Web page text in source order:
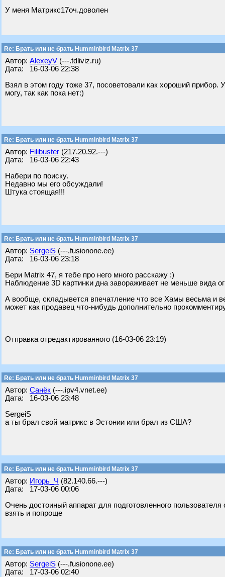
У меня Матрикс17оч.доволен
Re: Брать или не брать Humminbird Matrix 37
Автор: AlexeyV (---.tdliviz.ru)
Дата: 16-03-06 22:38
Взял в этом году тоже 37, посоветовали как хороший
могу, так как пока нет:)
Re: Брать или не брать Humminbird Matrix 37
Автор: Filibuster (217.20.92.---)
Дата: 16-03-06 22:43
Набери по поиску.
Недавно мы его обсуждали!
Штука стоящая!!!
Re: Брать или не брать Humminbird Matrix 37
Автор: SergeiS (---.fusionone.ee)
Дата: 16-03-06 23:18
Бери Matrix 47, я тебе про него много расскажу :)
Наблюдение 3D картинки дна завораживает не меньше вида
А вообще, складывется впечатление что все Хамы весьма и
может как продавец что-нибудь дополнительно
Отправка отредактированного (16-03-06 23:19)
Re: Брать или не брать Humminbird Matrix 37
Автор: Санёк (---.ipv4.vnet.ee)
Дата: 16-03-06 23:48
SergeiS
а ты брал свой матрикс в Эстонии или брал из США?
Re: Брать или не брать Humminbird Matrix 37
Автор: Игорь_Ч (82.140.66.---)
Дата: 17-03-06 00:06
Очень достоиный аппарат для подготовленного
взять и попроще
Re: Брать или не брать Humminbird Matrix 37
Автор: SergeiS (---.fusionone.ee)
Дата: 17-03-06 02:40